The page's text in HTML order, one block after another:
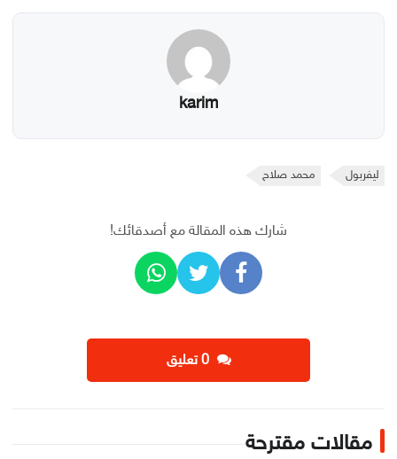
karim
ليفربول محمد صلاح
شارك هذه المقالة مع أصدقائك!
‫0 تعليق
مقالات مقترحة